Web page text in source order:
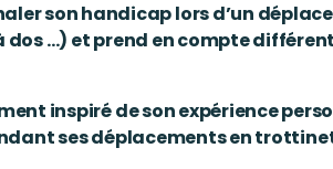
son handicap lors d’un
…) et prend en compte
inspiré de son expérience
ses déplacements en